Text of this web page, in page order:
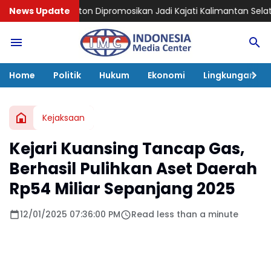
News Update
Dipromosikan Jadi Kajati Kalimantan Selatan, Bawa
Home Politik Hukum Ekonomi Lingkungan
Kejaksaan
Kejari Kuansing Tancap Gas,
Berhasil Pulihkan Aset Daerah
Rp54 Miliar Sepanjang 2025
12/01/2025 07:36:00 PM Read less than a minute